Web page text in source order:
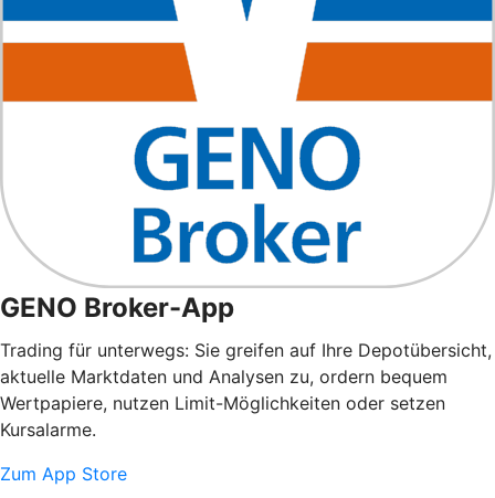
GENO Broker-App
Trading für unterwegs: Sie greifen auf Ihre Depotübersicht,
aktuelle Marktdaten und Analysen zu, ordern bequem
Wertpapiere, nutzen Limit-Möglichkeiten oder setzen
Kursalarme.
Zum App Store